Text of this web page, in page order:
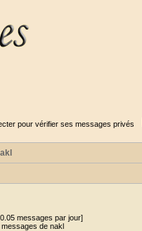
pour vérifier ses messages privés
messages par jour]
de nakl